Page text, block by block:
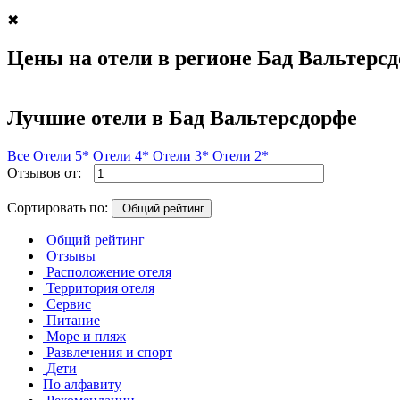
✖
Цены на отели в регионе Бад
Лучшие отели в Бад Вальтерсдорфе
Все Отели 5* Отели 4* Отели 3* Отели 2*
Отзывов от:
Сортировать по: Общий рейтинг
Общий рейтинг
Отзывы
Расположение отеля
Территория отеля
Сервис
Питание
Море и пляж
Развлечения и спорт
Дети
По алфавиту